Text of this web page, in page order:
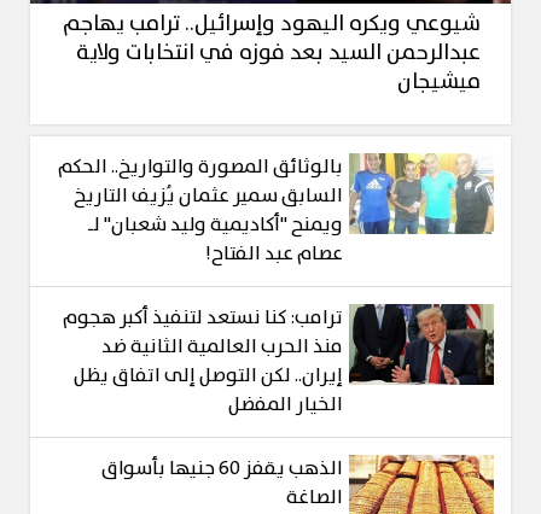
شيوعي ويكره اليهود وإسرائيل.. ترامب يهاجم
عبدالرحمن السيد بعد فوزه في انتخابات ولاية
ميشيجان
بالوثائق المصورة والتواريخ.. الحكم
السابق سمير عثمان يُزيف التاريخ
ويمنح "أكاديمية وليد شعبان" لـ
عصام عبد الفتاح!
ترامب: كنا نستعد لتنفيذ أكبر هجوم
منذ الحرب العالمية الثانية ضد
إيران.. لكن التوصل إلى اتفاق يظل
الخيار المفضل
الذهب يقفز 60 جنيها بأسواق
الصاغة